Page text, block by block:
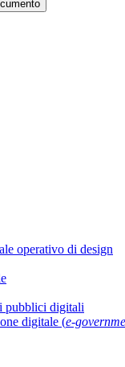
operativo di design
pubblici digitali
digitale (e-